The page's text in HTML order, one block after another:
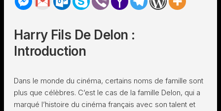
Harry Fils De Delon :
Introduction
Dans le monde du cinéma, certains noms de famille sont
plus que célèbres. C’est le cas de la famille Delon, qui a
marqué l’histoire du cinéma français avec son talent et